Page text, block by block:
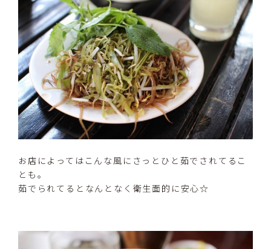
お店によってはこんな風にさっとひと茹でされてるこ
とも。
茹でられてるとなんとなく衛生面的に安心☆